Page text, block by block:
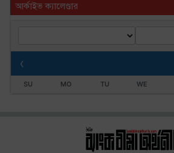
আর্কাইভ ক্যালেণ্ডার
‹
SU MO TU WE